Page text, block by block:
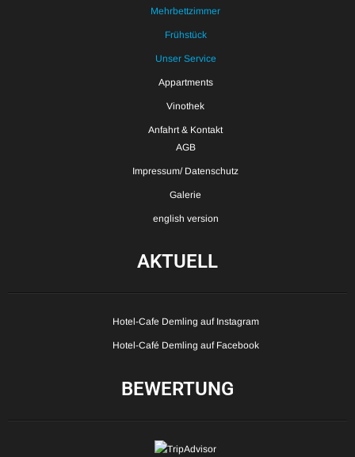
Mehrbettzimmer
Frühstück
Unser Service
Appartments
Vinothek
Anfahrt & Kontakt
AGB
Impressum/ Datenschutz
Galerie
english version
AKTUELL
Hotel-Cafe Demling auf Instagram
Hotel-Café Demling auf Facebook
BEWERTUNG